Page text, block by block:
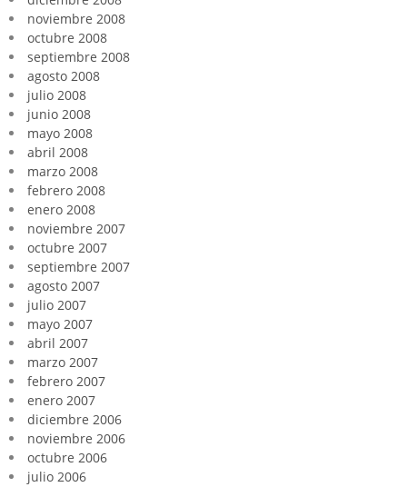
noviembre 2008
octubre 2008
septiembre 2008
agosto 2008
julio 2008
junio 2008
mayo 2008
abril 2008
marzo 2008
febrero 2008
enero 2008
noviembre 2007
octubre 2007
septiembre 2007
agosto 2007
julio 2007
mayo 2007
abril 2007
marzo 2007
febrero 2007
enero 2007
diciembre 2006
noviembre 2006
octubre 2006
julio 2006